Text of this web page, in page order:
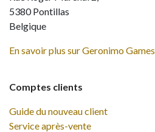
Comptes clients
Guide du nouveau client
Service après-vente
5380 Pontillas
Belgique
En savoir plus sur Geronimo Games